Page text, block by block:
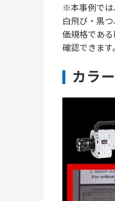
※本事例では
白飛び・黒
価規格であ
確認できます
カラ